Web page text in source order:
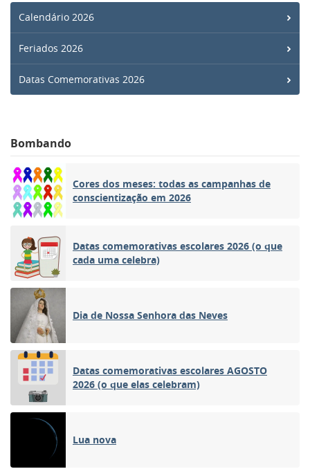
Calendário 2026
Feriados 2026
Datas Comemorativas 2026
Bombando
Cores dos meses: todas as campanhas de
conscientização em 2026
Datas comemorativas escolares 2026 (o que
cada uma celebra)
Dia de Nossa Senhora das Neves
Datas comemorativas escolares AGOSTO
2026 (o que elas celebram)
Lua nova